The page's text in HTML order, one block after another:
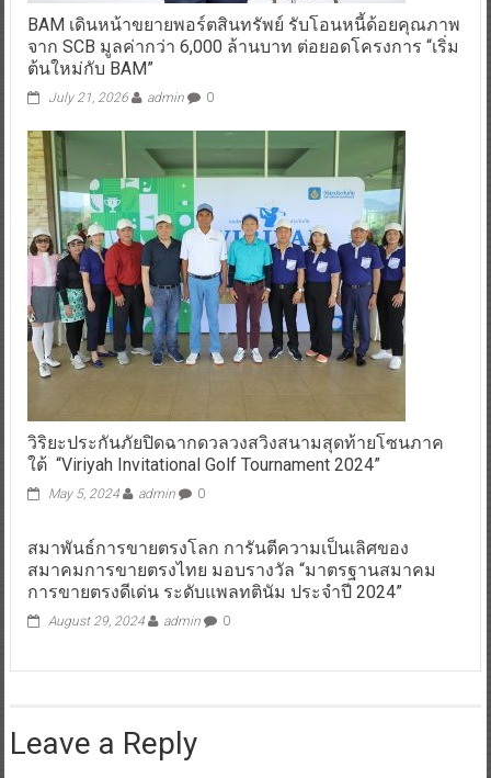
BAM เดินหน้าขยายพอร์ตสินทรัพย์ รับโอนหนี้ด้อยคุณภาพ
จาก SCB มูลค่ากว่า 6,000 ล้านบาท ต่อยอดโครงการ “เริ่ม
ต้นใหม่กับ BAM”
July 21, 2026 admin 0
วิริยะประกันภัยปิดฉากดวลวงสวิงสนามสุดท้ายโซนภาค
ใต้ “Viriyah Invitational Golf Tournament 2024”
May 5, 2024 admin 0
สมาพันธ์การขายตรงโลก การันตีความเป็นเลิศของ
สมาคมการขายตรงไทย มอบรางวัล “มาตรฐานสมาคม
การขายตรงดีเด่น ระดับแพลทตินัม ประจำปี 2024”
August 29, 2024 admin 0
Leave a Reply